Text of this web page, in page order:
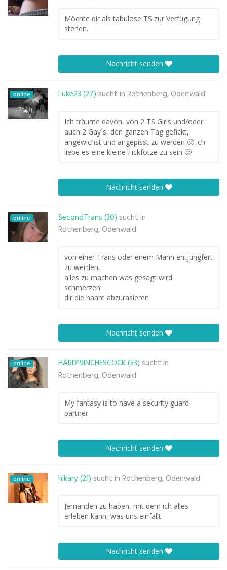
Möchte dir als tabulose TS zur Verfügung
stehen.
Nachricht senden
online Luke23 (27) sucht in Rothenberg, Odenwald
Ich träume davon, von 2 TS Girls und/oder
auch 2 Gay´s, den ganzen Tag gefickt,
angewichst und angepisst zu werden 🙂 ich
liebe es eine kleine Fickfotze zu sein 🙂
Nachricht senden
online SecondTrans (30) sucht in
Rothenberg, Odenwald
von einer Trans oder enem Mann entjungfert
zu werden,
alles zu machen was gesagt wird
schmerzen
dir die haare abzurasieren
Nachricht senden
online HARD19INCHESCOCK (53) sucht in
Rothenberg, Odenwald
My fantasy is to have a security guard
partner
Nachricht senden
online hikary (21) sucht in Rothenberg, Odenwald
Jemanden zu haben, mit dem ich alles
erleben kann, was uns einfällt
Nachricht senden